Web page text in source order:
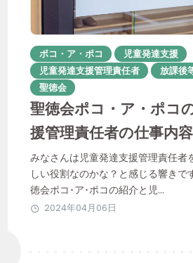
1年目
IT化 QOL向上 SNS
あんしん相談室
その子らしさを大切に
やりがい イベント
ポコ・ア・ポコ
児童発達支援
児童発達支援管理責任者
放課後
聖徳会
聖徳会ポコ・ア・ポコ
援管理責任者の仕事内
みなさんは児童発達支援管理責任者
しい役割なのかな？と感じる響きで
徳会ポコ･ア･ポコの紹介と児...
2024年04月06日